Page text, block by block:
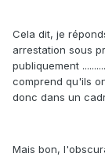
Cela dit, je
arrestation sous
publiquement
comprend qu'ils
donc dans un
Mais bon,